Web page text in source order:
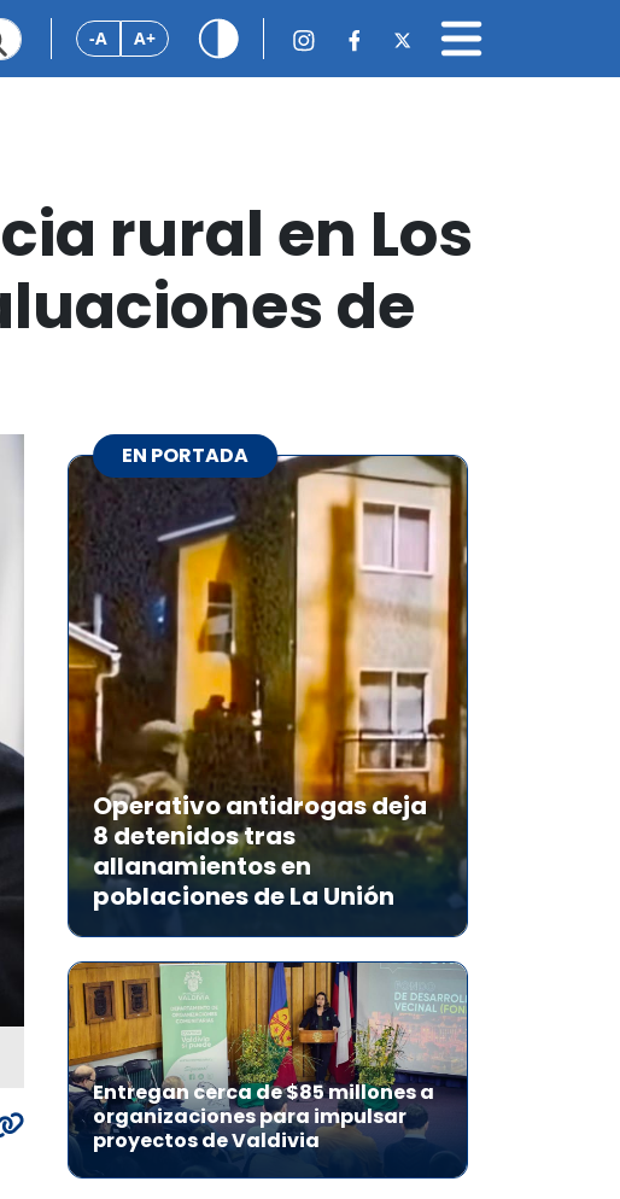
-A A+
rural en Los
de
EN PORTADA
Operativo antidrogas deja
8 detenidos tras
allanamientos en
poblaciones de La Unión
Entregan cerca de $85 millones a
organizaciones para impulsar
proyectos de Valdivia